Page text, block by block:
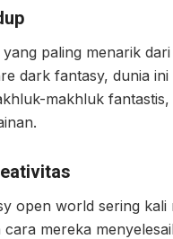
paling menarik
dark fantasy, dunia
makhluk
open world sering
cara mereka